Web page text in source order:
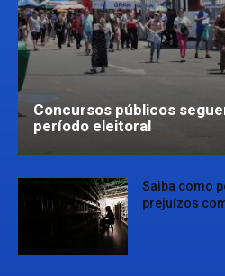
Concursos públicos
período eleitoral
Saiba como
prejuízos